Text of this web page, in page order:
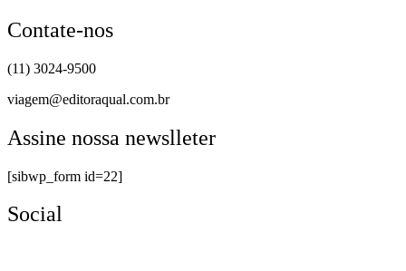
Contate-nos
(11) 3024-9500
viagem@editoraqual.com.br
Assine nossa newslleter
[sibwp_form id=22]
Social